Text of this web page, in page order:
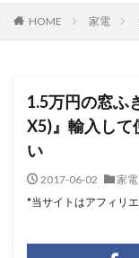
HOME 家電
1.5万円の窓ふ
X5)』輸入して
い
2017-06-02
家電
*当サイトはアフィリ